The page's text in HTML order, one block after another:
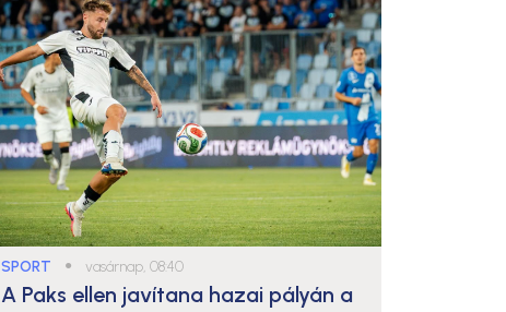
SPORT ● vasárnap, 08:40
A Paks ellen javítana hazai pályán a